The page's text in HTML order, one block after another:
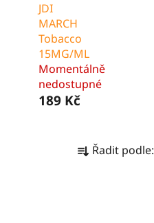
JDI
MARCH
Tobacco
15MG/ML
Momentálně
nedostupné
189 Kč
a Řadit podle: